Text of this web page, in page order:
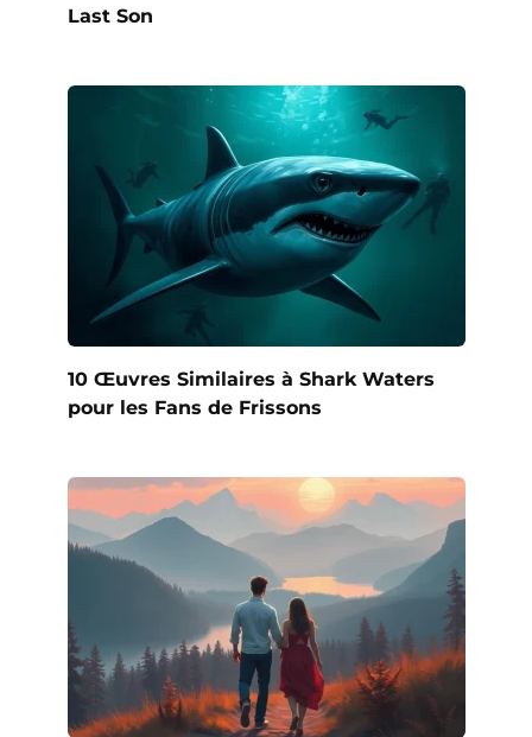
Last Son
10 Œuvres Similaires à Shark Waters
pour les Fans de Frissons